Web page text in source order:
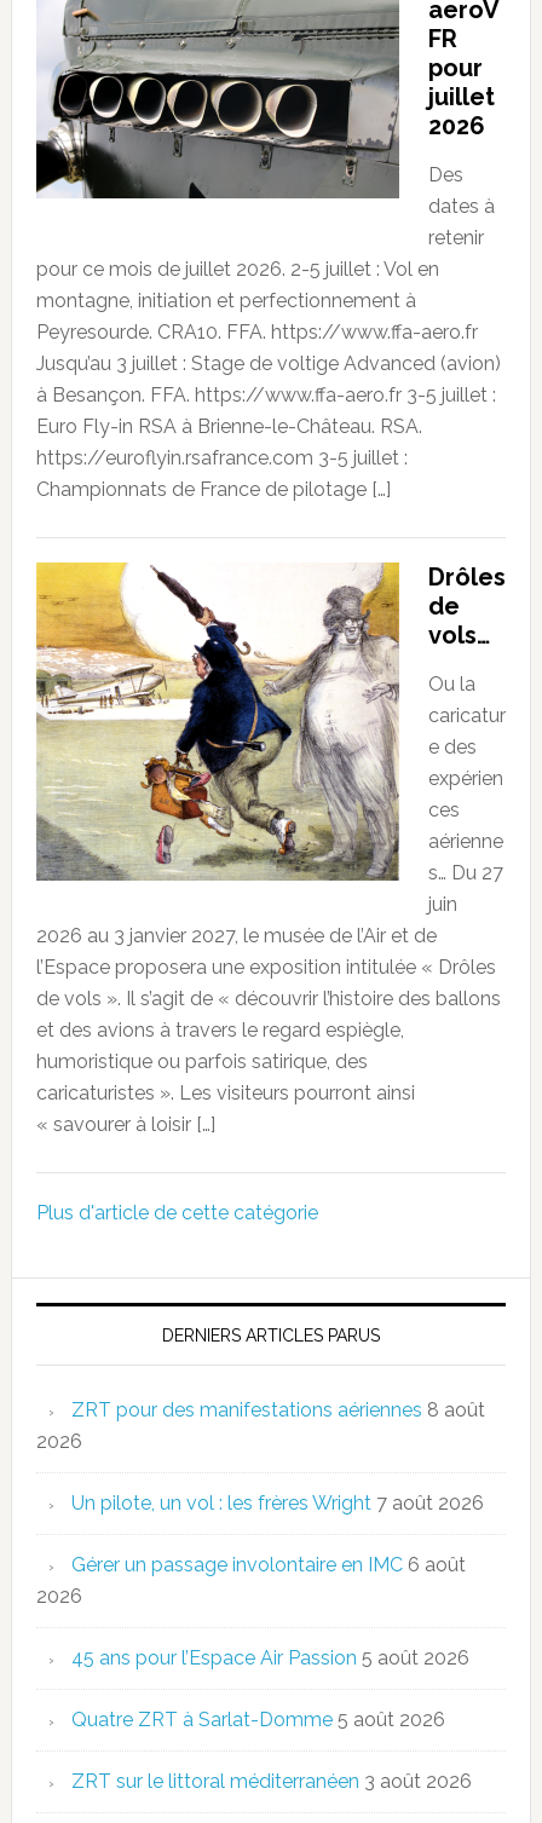
aeroV
FR
pour
juillet
2026
Des
dates à
retenir
pour ce mois de juillet 2026. 2-5 juillet : Vol en
montagne, initiation et perfectionnement à
Peyresourde. CRA10. FFA. https://www.ffa-aero.fr
Jusqu’au 3 juillet : Stage de voltige Advanced (avion)
à Besançon. FFA. https://www.ffa-aero.fr 3-5 juillet :
Euro Fly-in RSA à Brienne-le-Château. RSA.
https://euroflyin.rsafrance.com 3-5 juillet :
Championnats de France de pilotage […]
Drôles
de
vols…
Ou la
caricatur
e des
expérien
ces
aérienne
s… Du 27
juin
2026 au 3 janvier 2027, le musée de l’Air et de
l’Espace proposera une exposition intitulée « Drôles
de vols ». Il s’agit de « découvrir l’histoire des ballons
et des avions à travers le regard espiègle,
humoristique ou parfois satirique, des
caricaturistes ». Les visiteurs pourront ainsi
« savourer à loisir […]
Plus d'article de cette catégorie
DERNIERS ARTICLES PARUS
ZRT pour des manifestations aériennes 8 août
2026
Un pilote, un vol : les frères Wright 7 août 2026
Gérer un passage involontaire en IMC 6 août
2026
45 ans pour l’Espace Air Passion 5 août 2026
Quatre ZRT à Sarlat-Domme 5 août 2026
ZRT sur le littoral méditerranéen 3 août 2026